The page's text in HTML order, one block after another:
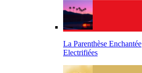
La Parenthèse Enchantée
Electrifiées